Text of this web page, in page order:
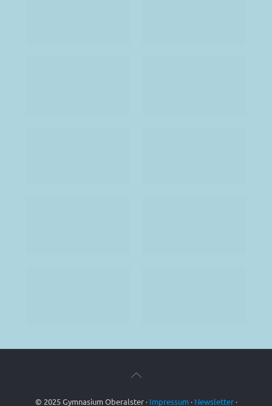
© 2025 Gymnasium Oberalster · Impressum· Newsletter·